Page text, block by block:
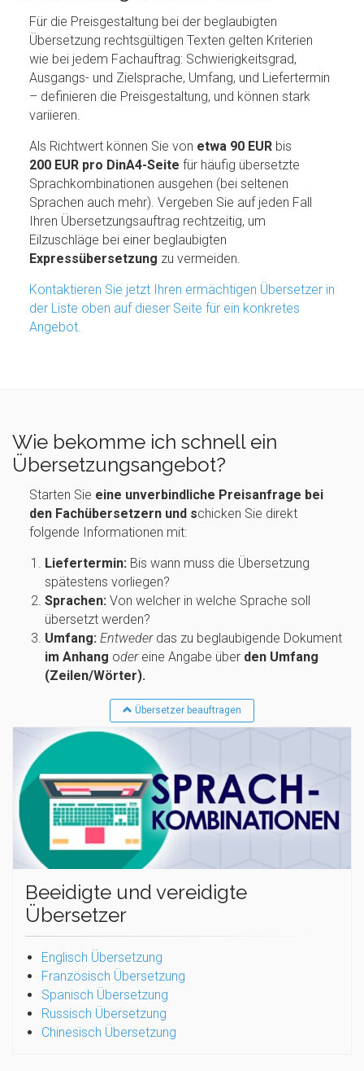
Für die Preisgestaltung bei der beglaubigten
Übersetzung rechtsgültigen Texten gelten Kriterien
wie bei jedem Fachauftrag: Schwierigkeitsgrad,
Ausgangs- und Zielsprache, Umfang, und Liefertermin
– definieren die Preisgestaltung, und können stark
variieren.
Als Richtwert können Sie von etwa 90 EUR bis
200 EUR pro DinA4-Seite für häufig übersetzte
Sprachkombinationen ausgehen (bei seltenen
Sprachen auch mehr). Vergeben Sie auf jeden Fall
Ihren Übersetzungsauftrag rechtzeitig, um
Eilzuschläge bei einer beglaubigten
Expressübersetzung zu vermeiden.
Kontaktieren Sie jetzt Ihren ermächtigen Übersetzer in
der Liste oben auf dieser Seite für ein konkretes
Angebot.
Wie bekomme ich schnell ein
Übersetzungsangebot?
Starten Sie eine unverbindliche Preisanfrage bei
den Fachübersetzern und schicken Sie direkt
folgende Informationen mit:
Liefertermin: Bis wann muss die Übersetzung
spätestens vorliegen?
Sprachen: Von welcher in welche Sprache soll
übersetzt werden?
Umfang: Entwederdas zu beglaubigende Dokument
im Anhang odereine Angabe über den Umfang
(Zeilen/Wörter).
Übersetzer beauftragen
Beeidigte und vereidigte
Übersetzer
Englisch Übersetzung
Französisch Übersetzung
Spanisch Übersetzung
Russisch Übersetzung
Chinesisch Übersetzung